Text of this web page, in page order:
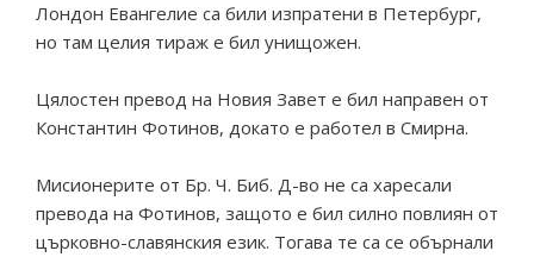
Лондон Евангелие са били изпратени в Петербург,
но там целия тираж е бил унищожен.
Цялостен превод на Новия Завет е бил направен от
Константин Фотинов, докато е работел в Смирна.
Мисионерите от Бр. Ч. Биб. Д-во не са харесали
превода на Фотинов, защото е бил силно повлиян от
църковно-славянския език. Тогава те са се обърнали